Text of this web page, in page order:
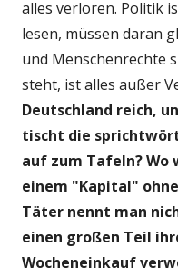
alles verloren. Politik
lesen, müssen daran
und Menschenrechte
steht, ist alles außer
Deutschland reich,
tischt die
auf zum Tafeln? Wo
einem "Kapital"
Täter nennt man
einen großen Teil
Wocheneinkauf